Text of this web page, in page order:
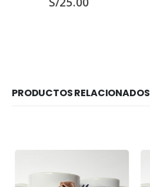
PRODUCTOS RELACIONADOS